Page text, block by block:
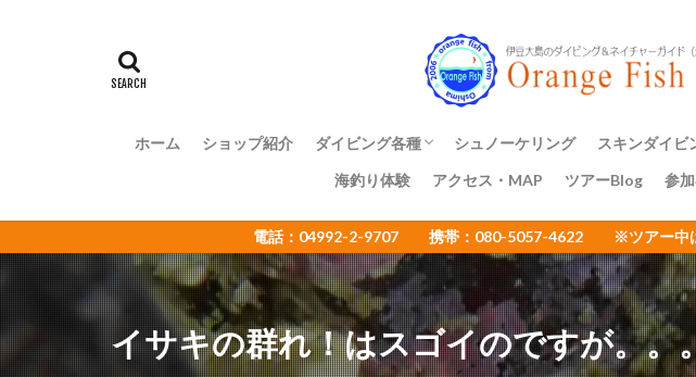
ホーム ショップ紹介 ダイビング各種
ファンダイビング
体験ダイビング
OWライセンス講習
ADアドバンス講習
NAUI各種ステップアップ講習
ショップ様向け大島ツアーのご案内
シュノーケリング スキンダイビ
海釣り体験
アクセス・MAP ツアーBlog 参
電話：04992-2-9707 携帯：080-5057-4622 ※ツアー中は留守
イサキの群れ！はスゴイのですが。。
イサキ イサキの群れ イシガキ
イトヒキコハクハナダイ
イニシキベラ イ
イロカエルアンコウ
インターネットウミウシ
ウデフリツノザヤウミ
ウミウシカクレエビ
ウミウシ三昧 ウミガ
オオセ
オオミウマ オオモンカエルアンコ
オタアジュリア
おとめ座 おひとりさまで
オレンジフィッシュ
ガイドツアー カエル
カゴカキダ
カゴカキダイ カジイチゴ
カナメイロウミウウシ
カナメイロウミウシ